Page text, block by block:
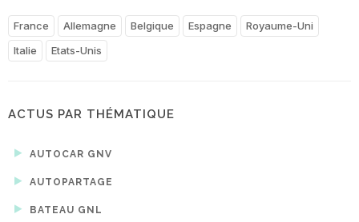
France Allemagne Belgique Espagne
Royaume-Uni
Italie
Etats-Unis
ACTUS PAR THÉMATIQUE
AUTOCAR GNV
AUTOPARTAGE
BATEAU GNL